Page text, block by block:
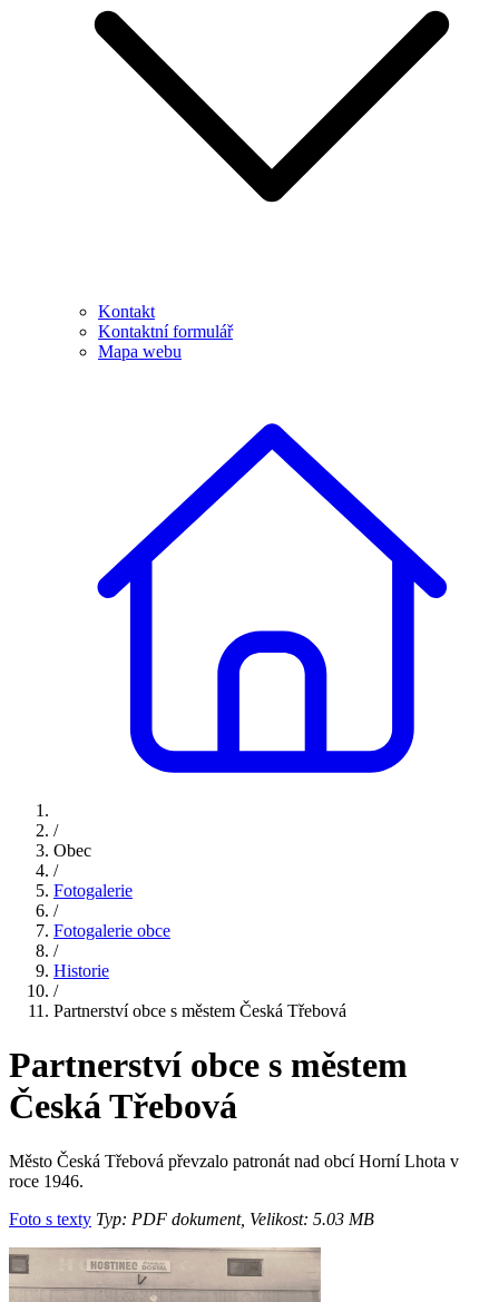
Kontakt
Kontaktní formulář
Mapa webu
/
Obec
/
Fotogalerie
/
Fotogalerie obce
/
Historie
/
Partnerství obce s městem Česká Třebová
Partnerství obce s městem
Česká Třebová
Město Česká Třebová převzalo patronát nad obcí Horní Lhota v
roce 1946.
Foto s texty Typ: PDF dokument, Velikost: 5.03 MB